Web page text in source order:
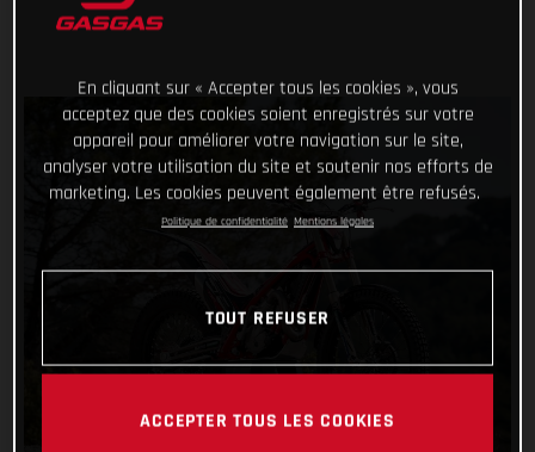
En cliquant sur « Accepter tous les cookies », vous
acceptez que des cookies soient enregistrés sur votre
appareil pour améliorer votre navigation sur le site,
analyser votre utilisation du site et soutenir nos efforts de
marketing. Les cookies peuvent également être refusés.
Politique de confidentialité Mentions légales
TOUT REFUSER
ACCEPTER TOUS LES COOKIES